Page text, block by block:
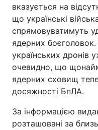
вказується на
що українські
спрямовуватимуть
ядерних
українських дронів
очевидно, що
ядерних сховищ
досяжності БпЛА.
За інформацією
розташовані за